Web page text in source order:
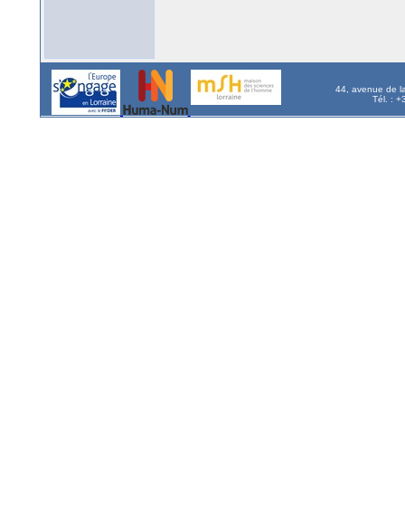
44, avenue de
Tél. :